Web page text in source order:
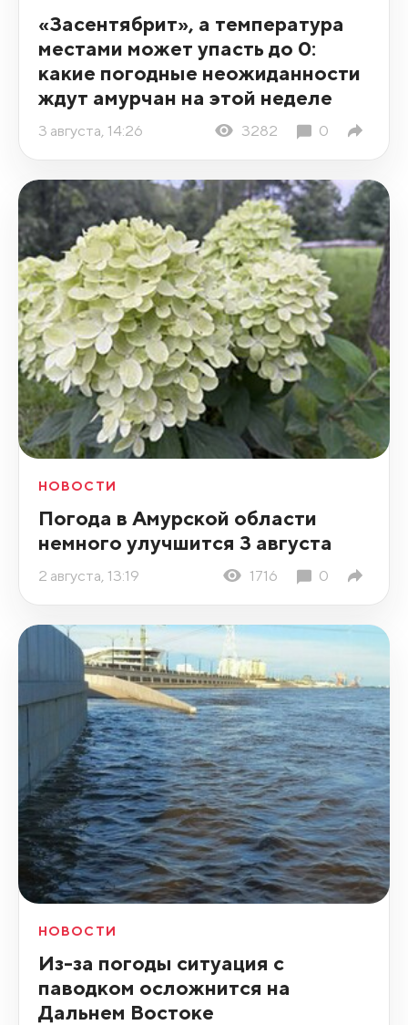
«Засентябрит», а температура
местами может упасть до 0:
какие погодные неожиданности
ждут амурчан на этой неделе
3 августа, 14:26 3282 0
НОВОСТИ
Погода в Амурской области
немного улучшится 3 августа
2 августа, 13:19 1716 0
НОВОСТИ
Из-за погоды ситуация с
паводком осложнится на
Дальнем Востоке